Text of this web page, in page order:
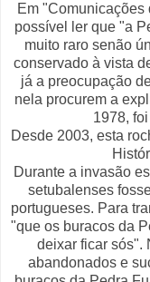
Em
possível ler que "a
muito raro senão
conservado à vista
já a preocupação
nela procurem a
1978,
Desde 2003, esta
Durante a invasão
setubalenses
portugueses. Para
"que os buracos da
deixar ficar sós".
abandonados e